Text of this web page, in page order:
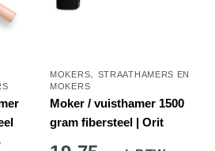
MOKERS, STRAATHAMERS EN
MOKERS
Moker / vuisthamer 1500
gram fibersteel | Orit